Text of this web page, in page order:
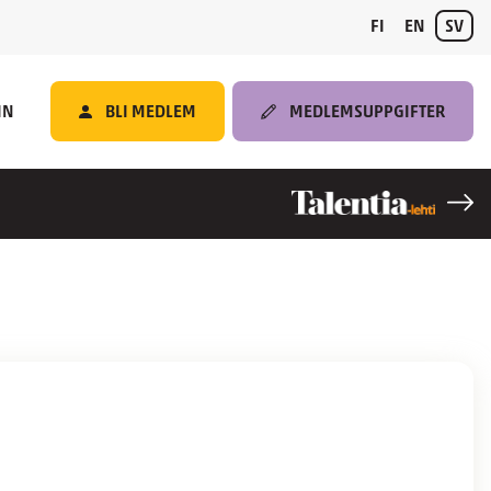
FI EN SV
BLI MEDLEM MEDLEMSUPPGIFTER